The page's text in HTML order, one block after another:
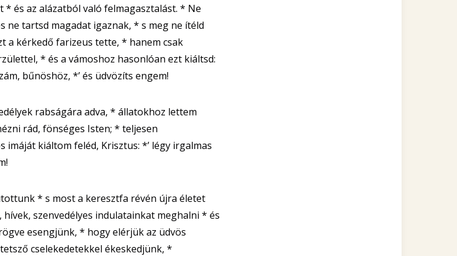
és az alázatból való felmagasztalást. * Ne
ne tartsd magadat igaznak, * s meg ne ítéld
a kérkedő farizeus tette, * hanem csak
* és a vámoshoz hasonlóan ezt kiáltsd:
bűnöshöz, *’ és üdvözíts engem!
rabságára adva, * állatokhoz lettem
rád, fönséges Isten; * teljesen
imáját kiáltom feléd, Krisztus: *’ légy irgalmas
* s most a keresztfa révén újra életet
szenvedélyes indulatainkat meghalni * és
esengjünk, * hogy elérjük az üdvös
cselekedetekkel ékeskedjünk, *